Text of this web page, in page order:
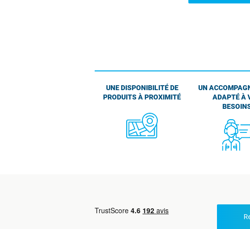
UNE DISPONIBILITÉ DE
PRODUITS À PROXIMITÉ
UN
ADAPTÉ À